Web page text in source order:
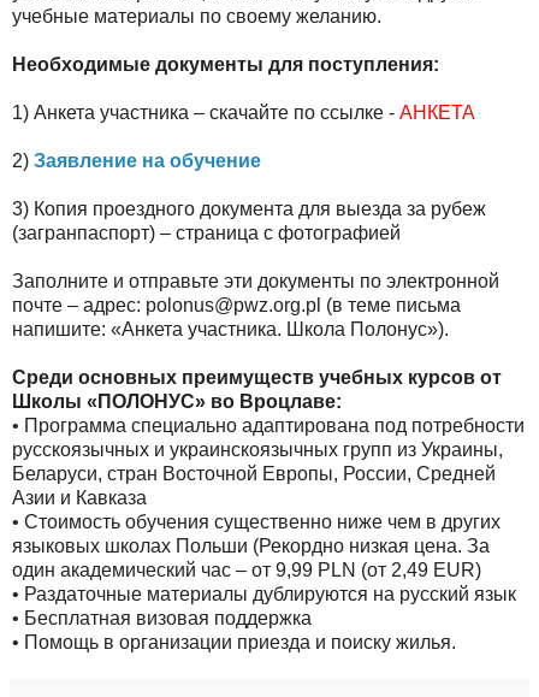
учебные материалы по своему желанию.
Необходимые документы для поступления:
1) Анкета участника – скачайте по ссылке - АНКЕТА
2) Заявление на обучение
3) Копия проездного документа для выезда за рубеж
(загранпаспорт) – страница с фотографией
Заполните и отправьте эти документы по электронной
почте – адрес: polonus@pwz.org.pl (в теме письма
напишите: «Анкета участника. Школа Полонус»).
Среди основных преимуществ учебных курсов от
Школы «ПОЛОНУС» во Вроцлаве:
• Программа специально адаптирована под потребности
русскоязычных и украинскоязычных групп из Украины,
Беларуси, стран Восточной Европы, России, Средней
Азии и Кавказа
• Стоимость обучения существенно ниже чем в других
языковых школах Польши (Рекордно низкая цена. За
один академический час – от 9,99 PLN (от 2,49 EUR)
• Раздаточные материалы дублируются на русский язык
• Бесплатная визовая поддержка
• Помощь в организации приезда и поиску жилья.